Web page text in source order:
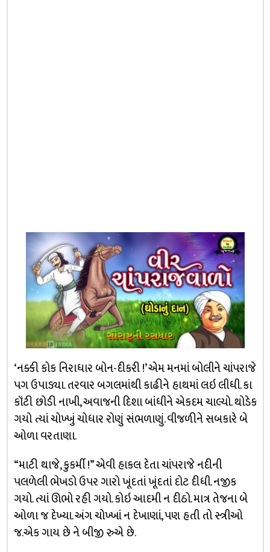
‘નક્કી કોક નિરાધાર બોન-દીકરી !’ એમ મનમાં બોલીને ચાંપરાજે
પગ ઉપાડ્યા. તરવાર બગલમાંથી કાઢીને હાથમાં લઇ લીધી. કા
કૉંટી છોડી નાખી, અવાજની દિશા બાંધીને એકદમ ચાલ્યો. થોડેક
ગયો ત્યાં ચોખ્ખું ચોધાર રોણું સંભળાણું. વીજળીને સબકારે બે
ઓળા વરતાણા.
“માટી થાજે, કુકર્મી !” એવી હાકલ દેતા ચાંપરાજે નદીની
પલળેલી ભેખડો ઉપર ગારો ખૂંદતાં ખૂંદતાં દોટ દીધી. નજીક
ગયો. ત્યાં ઊભો રહી ગયો. કોઇ આદમી ન દીઠો. માત્ર તેજના બે
ઓળા જ દેખ્યા. અંગ ચોખ્ખાં ન દેખાણાં, પણ હતી તો સ્ત્રીઓ
જ.એક ગાય છે ને બીજી રુએ છે.